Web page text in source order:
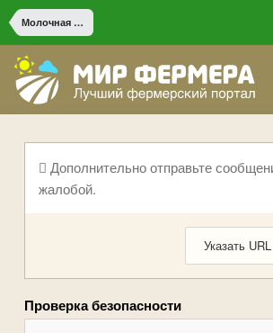
Молочная продукция
Дополнительно отправьте
жалобой.
Указать
Проверка безопасности